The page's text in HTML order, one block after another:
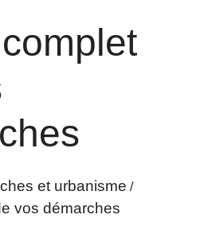
et urbanisme /
vos démarches